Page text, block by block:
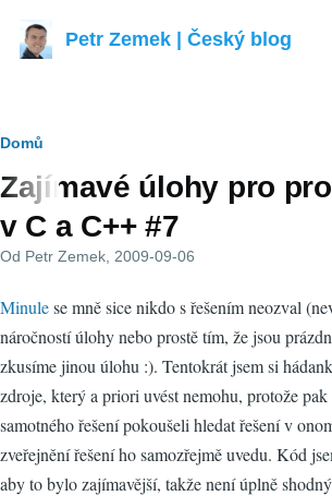
Petr Zemek | Český blog
Drobečková
navigace
Domů
Zajímavé úlohy pro
v C a C++ #7
Od Petr Zemek , 2009-09-06
Minulese mně sice nikdo s řešením neozval
náročností úlohy nebo prostě tím, že jsou
zkusíme jinou úlohu :). Tentokrát jsem si
zdroje, který a priori uvést nemohu, protože pak
samotného řešení pokoušeli hledat řešení v
zveřejnění řešení ho samozřejmě uvedu. Kód
aby to bylo zajímavější, takže není úplně